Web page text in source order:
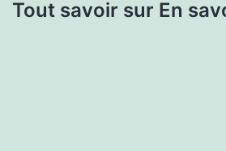
Tout savoir sur En